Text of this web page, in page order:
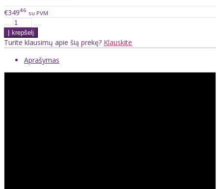
€34946 su PVM
Turite klausimų apie šią prekę? Klauskite
Aprašymas